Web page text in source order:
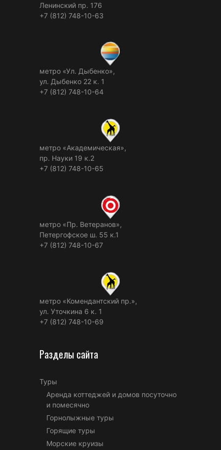
Ленинский пр. 176
+7 (812) 748-10-63
метро «Ул. Дыбенко»,
ул. Дыбенко 22 к. 1
+7 (812) 748-10-64
метро «Академическая»,
пр. Науки 19 к.2
+7 (812) 748-10-65
метро «Пр. Ветеранов»,
Петергофское ш. 55 к.1
+7 (812) 748-10-67
метро «Комендантский пр.»,
ул. Уточкина 6 к. 1
+7 (812) 748-10-69
Разделы сайта
Туры
Аренда коттеджей и домов посуточно
и помесячно
Горнолыжные туры
Горящие туры
Морские круизы